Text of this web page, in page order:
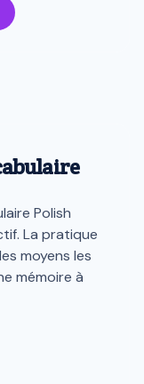
Polish
La pratique
moyens les
mémoire à